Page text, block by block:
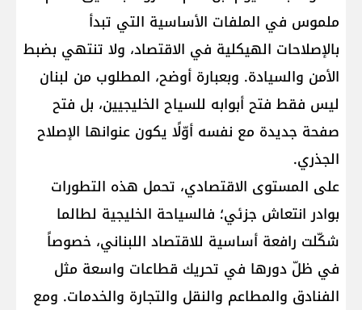
ملموس في الملفات الأساسية التي تبدأ
بالإصلاحات الهيكلية في الاقتصاد، ولا تنتهي بضبط
الأمن والسيادة. وبعبارة أوضح، المطلوب من لبنان
ليس فقط فتح أبوابه للسياح الخليجيين، بل فتح
صفحة جديدة مع نفسه أوّلًا يكون عنوانها الإصلاح
الجذري.
على المستوى الاقتصادي، تحمل هذه التطورات
بوادر انتعاش جزئي؛ فالسياحة الخليجية لطالما
شكّلت رافعة أساسية للاقتصاد اللبناني، خصوصاً
في ظلّ دورها في تحريك قطاعات واسعة مثل
الفنادق والمطاعم والنقل والتجارة والخدمات. ومع